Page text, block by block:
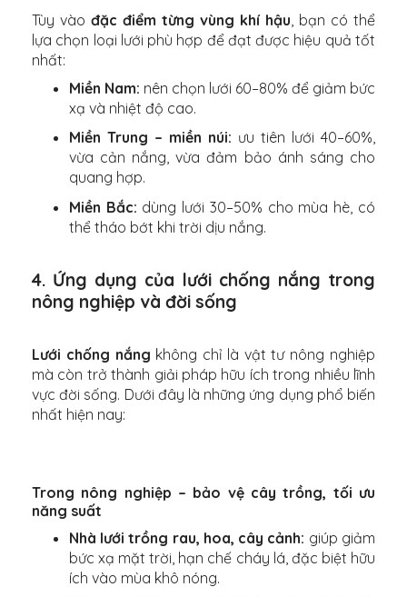
Tùy vào đặc điểm từng vùng khí hậu , bạn có thể
lựa chọn loại lưới phù hợp để đạt được hiệu quả tốt
nhất:
Miền Nam: nên chọn lưới 60–80% để giảm bức
xạ và nhiệt độ cao.
Miền Trung – miền núi: ưu tiên lưới 40–60%,
vừa cản nắng, vừa đảm bảo ánh sáng cho
quang hợp.
Miền Bắc: dùng lưới 30–50% cho mùa hè, có
thể tháo bớt khi trời dịu nắng.
4. Ứng dụng của lưới chống nắng trong
nông nghiệp và đời sống
Lưới chống nắng không chỉ là vật tư nông nghiệp
mà còn trở thành giải pháp hữu ích trong nhiều lĩnh
vực đời sống. Dưới đây là những ứng dụng phổ biến
nhất hiện nay:
Trong nông nghiệp – bảo vệ cây trồng, tối ưu
năng suất
Nhà lưới trồng rau, hoa, cây cảnh: giúp giảm
bức xạ mặt trời, hạn chế cháy lá, đặc biệt hữu
ích vào mùa khô nóng.